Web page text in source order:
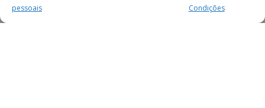
pessoais
Condições